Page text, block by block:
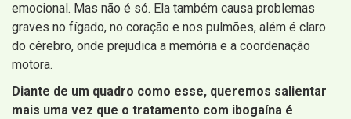
emocional. Mas não é só. Ela também causa problemas
graves no fígado, no coração e nos pulmões, além é claro
do cérebro, onde prejudica a memória e a coordenação
motora.
Diante de um quadro como esse, queremos salientar
mais uma vez que o tratamento com ibogaína é